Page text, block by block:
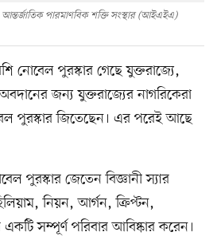
আন্তর্জাতিক পারমাণবিক শক্তি সংস্থার (আইএইএ)
নোবেল পুরস্কার গেছে যুক্তরাজ্যে,
জন্য যুক্তরাজ্যের নাগরিকেরা
পুরস্কার জিতেছেন। এর পরেই আছে
পুরস্কার জেতেন বিজ্ঞানী স্যার
নিয়ন, আর্গন, ক্রিপ্টন,
সম্পূর্ণ পরিবার আবিষ্কার করেন।